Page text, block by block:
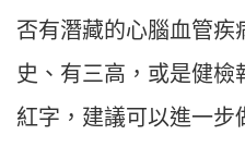
否有潛藏的心腦血管疾
史、有三高，或是健檢
紅字，建議可以進一步